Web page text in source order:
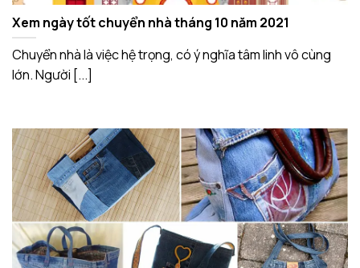
Xem ngày tốt chuyển nhà tháng 10 năm 2021
Chuyển nhà là việc hệ trọng, có ý nghĩa tâm linh vô cùng
lớn. Người [...]